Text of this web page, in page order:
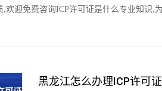
,欢迎免费咨询ICP许可证是什么专业知识,
黑龙江怎么办理ICP许可